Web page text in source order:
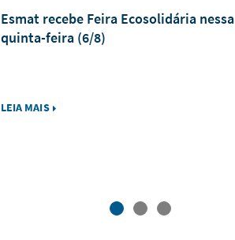
Esmat recebe Feira Ecosolidária nessa
quinta-feira (6/8)
LEIA MAIS